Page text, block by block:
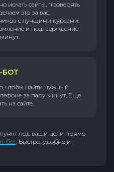
искать сайты, проверять
это за вас,
с лучшими курсами.
и подтверждение
БОТ
чтобы найти нужный
за пару минут. Еще
на сайте.
под ваши цели прямо
бот. Быстро, удобно и